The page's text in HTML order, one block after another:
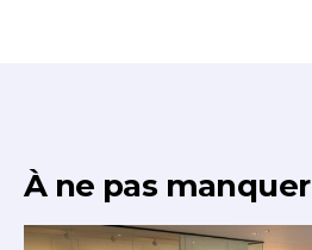
À ne pas manquer